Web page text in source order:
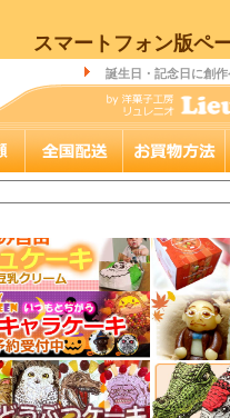
スマートフォン版ペ
誕生日・記念日に創